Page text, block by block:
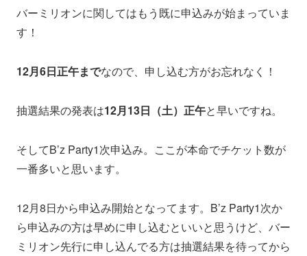
バーミリオンに関してはもう既に申込みが始まっていま
す！
12月6日正午までなので、申し込む方がお忘れなく！
抽選結果の発表は12月13日（土）正午と早いですね。
そしてB’z Party1次申込み。ここが本命でチケット数が
一番多いと思います。
12月8日から申込み開始となってます。B’z Party1次か
ら申込みの方は早めに申し込むといいと思うけど、バー
ミリオン先行に申し込んでる方は抽選結果を待ってから